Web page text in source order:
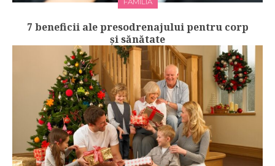
7 beneficii ale presodrenajului pentru corp
și sănătate